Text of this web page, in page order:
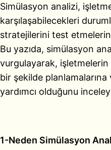
Simülasyon analizi,
karşılaşabilecekleri
stratejilerini test
Bu yazıda, simülasyon
vurgulayarak, işletmelerin
bir şekilde planlamalarına
yardımcı olduğunu
1-Neden Simülasyon